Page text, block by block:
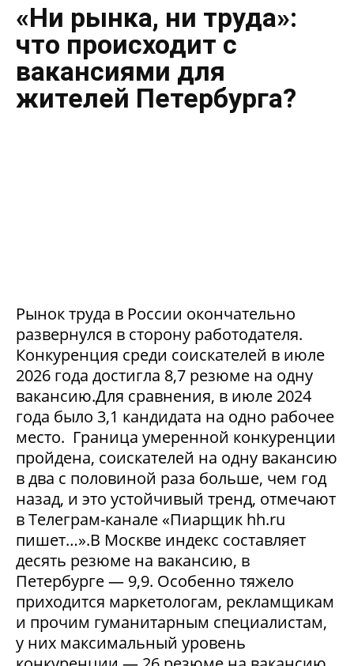
«Ни рынка, ни труда»:
что происходит с
вакансиями для
жителей Петербурга?
Рынок труда в России окончательно
развернулся в сторону работодателя.
Конкуренция среди соискателей в июле
2026 года достигла 8,7 резюме на одну
вакансию.Для сравнения, в июле 2024
года было 3,1 кандидата на одно рабочее
место. Граница умеренной конкуренции
пройдена, соискателей на одну вакансию
в два с половиной раза больше, чем год
назад, и это устойчивый тренд, отмечают
в Телеграм-канале «Пиарщик hh.ru
пишет…».В Москве индекс составляет
десять резюме на вакансию, в
Петербурге — 9,9. Особенно тяжело
приходится маркетологам, рекламщикам
и прочим гуманитарным специалистам,
у них максимальный уровень